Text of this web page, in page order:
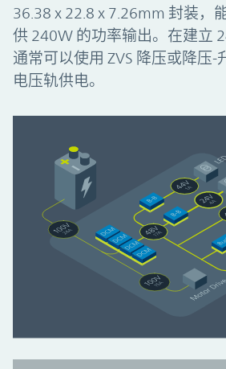
36.38 x 22.8 x 7.26mm 封装，
供 240W 的功率输出。在建立
通常可以使用 ZVS 降压或降压-
电压轨供电。